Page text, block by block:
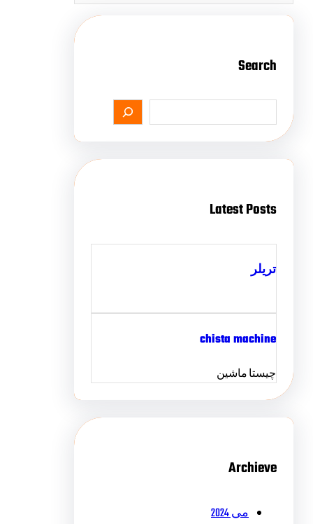
Search
Latest Posts
تریلر
chista machine
چیستا ماشین
Archieve
می 2024